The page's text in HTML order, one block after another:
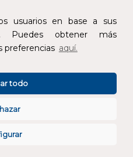
usuarios en base a sus
Puedes obtener más
preferencias aquí.
todo